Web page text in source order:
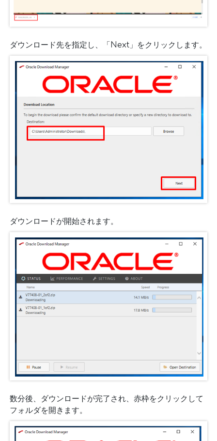
ダウンロード先を指定し、「Next」をクリックします。
ダウンロードが開始されます。
数分後、ダウンロードが完了され、赤枠をクリックして
フォルダを開きます。